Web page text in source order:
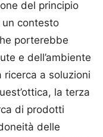
del principio
un contesto
porterebbe
e dell’ambiente
a soluzioni
la terza
di prodotti
delle